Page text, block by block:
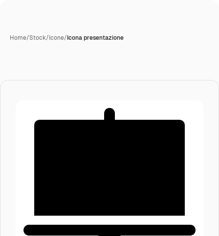
Home/Stock/Icone/Icona presentazione